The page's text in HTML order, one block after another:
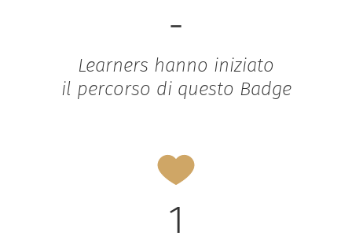
-
Learners hanno iniziato
il percorso di questo Badge
1